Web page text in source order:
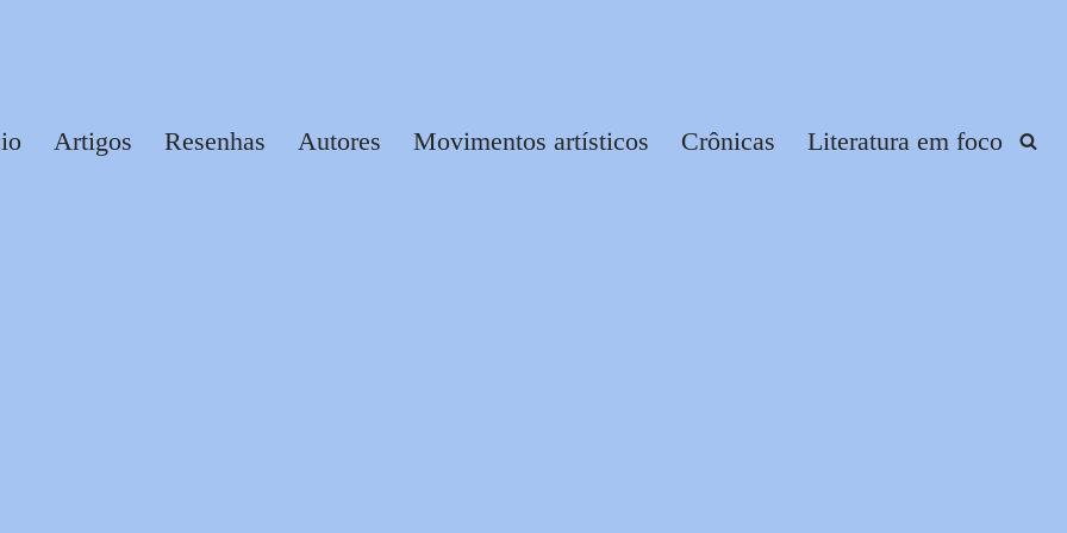
Artigos Resenhas Autores Movimentos artísticos Crônicas Literatura em foco